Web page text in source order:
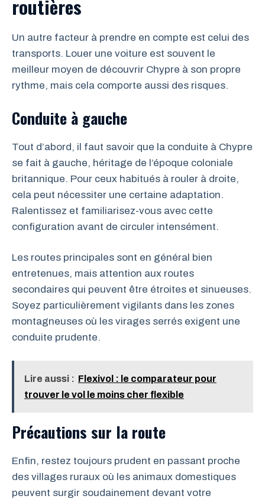
routières
Un autre facteur à prendre en compte est celui des
transports. Louer une voiture est souvent le
meilleur moyen de découvrir Chypre à son propre
rythme, mais cela comporte aussi des risques.
Conduite à gauche
Tout d’abord, il faut savoir que la conduite à Chypre
se fait à gauche, héritage de l’époque coloniale
britannique. Pour ceux habitués à rouler à droite,
cela peut nécessiter une certaine adaptation.
Ralentissez et familiarisez-vous avec cette
configuration avant de circuler intensément.
Les routes principales sont en général bien
entretenues, mais attention aux routes
secondaires qui peuvent être étroites et sinueuses.
Soyez particulièrement vigilants dans les zones
montagneuses où les virages serrés exigent une
conduite prudente.
Lire aussi : Flexivol : le comparateur pour
trouver le vol le moins cher flexible
Précautions sur la route
Enfin, restez toujours prudent en passant proche
des villages ruraux où les animaux domestiques
peuvent surgir soudainement devant votre